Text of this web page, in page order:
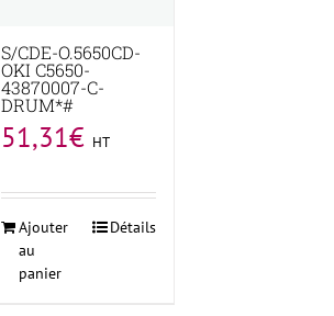
S/CDE-O.5650CD-
OKI C5650-
43870007-C-
DRUM*#
51,31€ HT
Ajouter
au
panier
Détails